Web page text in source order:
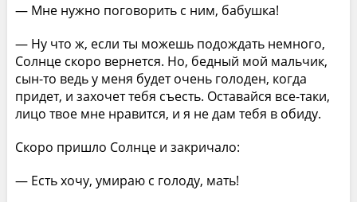
— Мне нужно поговорить с ним, бабушка!
— Ну что ж, если ты можешь подождать немного,
Солнце скоро вернется. Но, бедный мой мальчик,
сын-то ведь у меня будет очень голоден, когда
придет, и захочет тебя съесть. Оставайся все-таки,
лицо твое мне нравится, и я не дам тебя в обиду.
Скоро пришло Солнце и закричало:
— Есть хочу, умираю с голоду, мать!